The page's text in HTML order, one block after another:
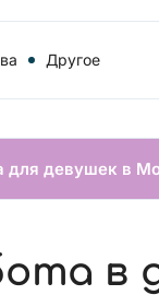
Другое
для девушек в
в